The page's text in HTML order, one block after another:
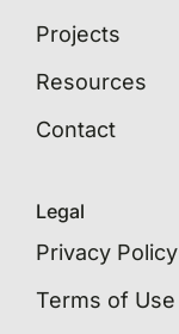
Projects
Resources
Contact
Legal
Privacy Policy
Terms of Use